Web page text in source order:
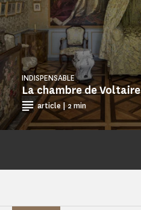
La chambre de Voltaire
INDISPENSABLE
article | 2 min